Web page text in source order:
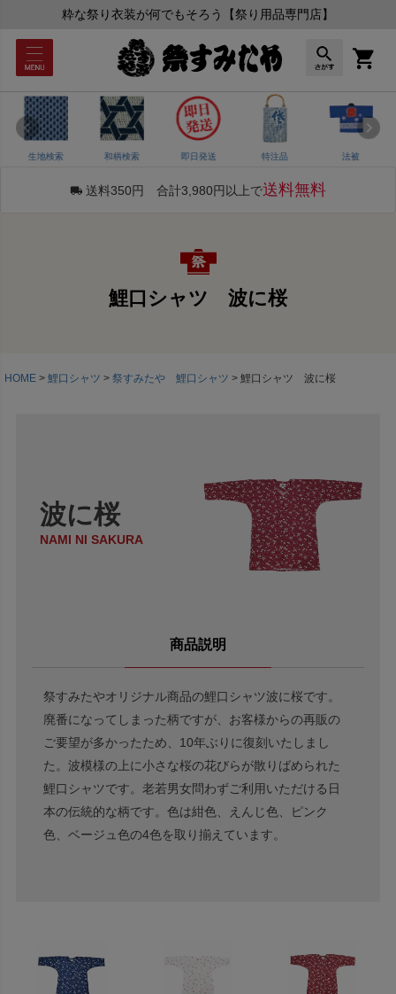
粋な祭り衣装が何でもそろう【祭り用品専門店】
生地検索 和柄検索 即日発送 特注品 法被
送料350円 合計3,980円以上で送料無料
鯉口シャツ 波に桜
HOME 鯉口シャツ 祭すみたや 鯉口シャツ 鯉口シャツ 波に桜
波に桜
NAMI NI SAKURA
商品説明
祭すみたやオリジナル商品の鯉口シャツ波に桜です。
廃番になってしまった柄ですが、お客様からの再販の
ご要望が多かったため、10年ぶりに復刻いたしまし
た。波模様の上に小さな桜の花びらが散りばめられた
鯉口シャツです。老若男女問わずご利用いただける日
本の伝統的な柄です。色は紺色、えんじ色、ピンク
色、ベージュ色の4色を取り揃えています。